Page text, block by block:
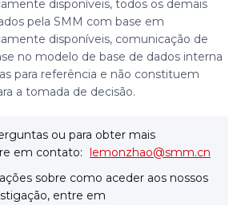
disponíveis, todos os demais
pela SMM com base em
disponíveis, comunicação de
no modelo de base de dados interna
para referência e não constituem
a tomada de decisão.
ou para obter mais
em contato: lemonzhao@smm.cn
sobre como aceder aos nossos
entre em